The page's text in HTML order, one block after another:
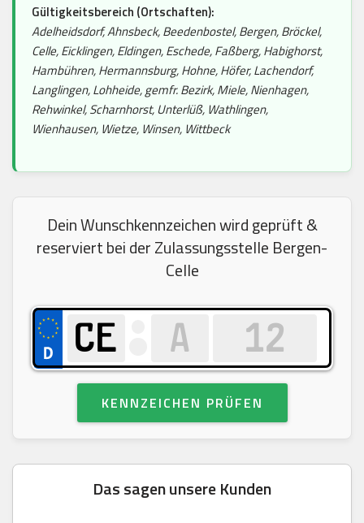
Gültigkeitsbereich (Ortschaften):
Adelheidsdorf, Ahnsbeck, Beedenbostel, Bergen, Bröckel,
Celle, Eicklingen, Eldingen, Eschede, Faßberg, Habighorst,
Hambühren, Hermannsburg, Hohne, Höfer, Lachendorf,
Langlingen, Lohheide, gemfr. Bezirk, Miele, Nienhagen,
Rehwinkel, Scharnhorst, Unterlüß, Wathlingen,
Wienhausen, Wietze, Winsen, Wittbeck
Dein Wunschkennzeichen wird geprüft &
reserviert bei der Zulassungsstelle Bergen-
Celle
KENNZEICHEN PRÜFEN
Das sagen unsere Kunden